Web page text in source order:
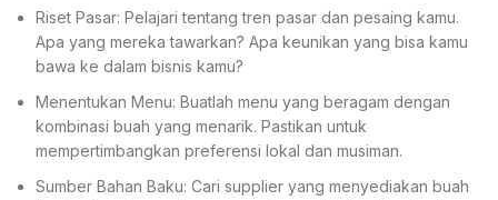
Riset Pasar: Pelajari tentang tren pasar dan pesaing kamu.
Apa yang mereka tawarkan? Apa keunikan yang bisa kamu
bawa ke dalam bisnis kamu?
Menentukan Menu: Buatlah menu yang beragam dengan
kombinasi buah yang menarik. Pastikan untuk
mempertimbangkan preferensi lokal dan musiman.
Sumber Bahan Baku: Cari supplier yang menyediakan buah